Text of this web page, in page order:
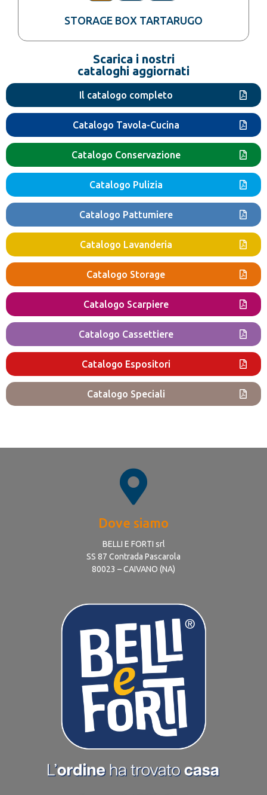
STORAGE BOX TARTARUGO
Scarica i nostri
cataloghi aggiornati
Il catalogo completo
Catalogo Tavola-Cucina
Catalogo Conservazione
Catalogo Pulizia
Catalogo Pattumiere
Catalogo Lavanderia
Catalogo Storage
Catalogo Scarpiere
Catalogo Cassettiere
Catalogo Espositori
Catalogo Speciali
Dove siamo
BELLI E FORTI srl
SS 87 Contrada Pascarola
80023 – CAIVANO (NA)